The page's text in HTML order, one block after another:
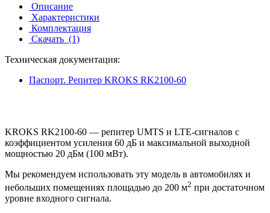
Описание
Характеристики
Комплектация
Скачать (1)
Техническая документация:
Паспорт. Репитер KROKS RK2100-60
KROKS RK2100-60 — репитер UMTS и LTE-сигналов с
коэффициентом усиления 60 дБ и максимальной выходной
мощностью 20 дБм (100 мВт).
Мы рекомендуем использовать эту модель в автомобилях и
небольших помещениях площадью до 200 м2 при достаточном
уровне входного сигнала.